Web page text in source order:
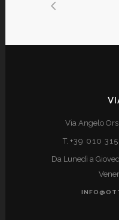
Via Angelo
T. +39 010
Da Lunedì a